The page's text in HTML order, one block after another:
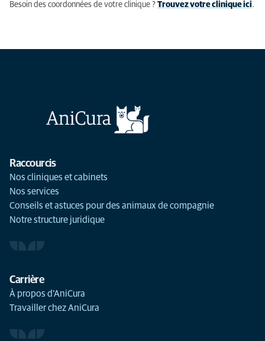
Besoin des coordonnées de votre clinique ? Trouvez votre clinique ici.
Raccourcis
Nos cliniques et cabinets
Nos services
Conseils et astuces pour des animaux de compagnie
Notre structure juridique
Carrière
À propos d’AniCura
Travailler chez AniCura